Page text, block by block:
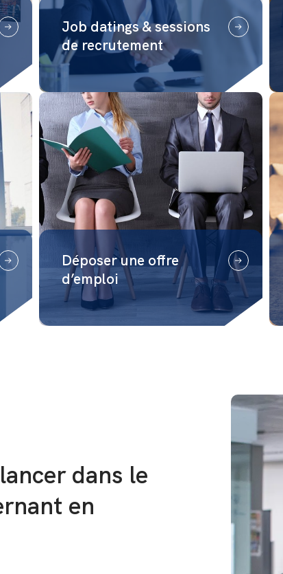
Job datings & sessions
de recrutement
Déposer une offre
d’emploi
dans le
en